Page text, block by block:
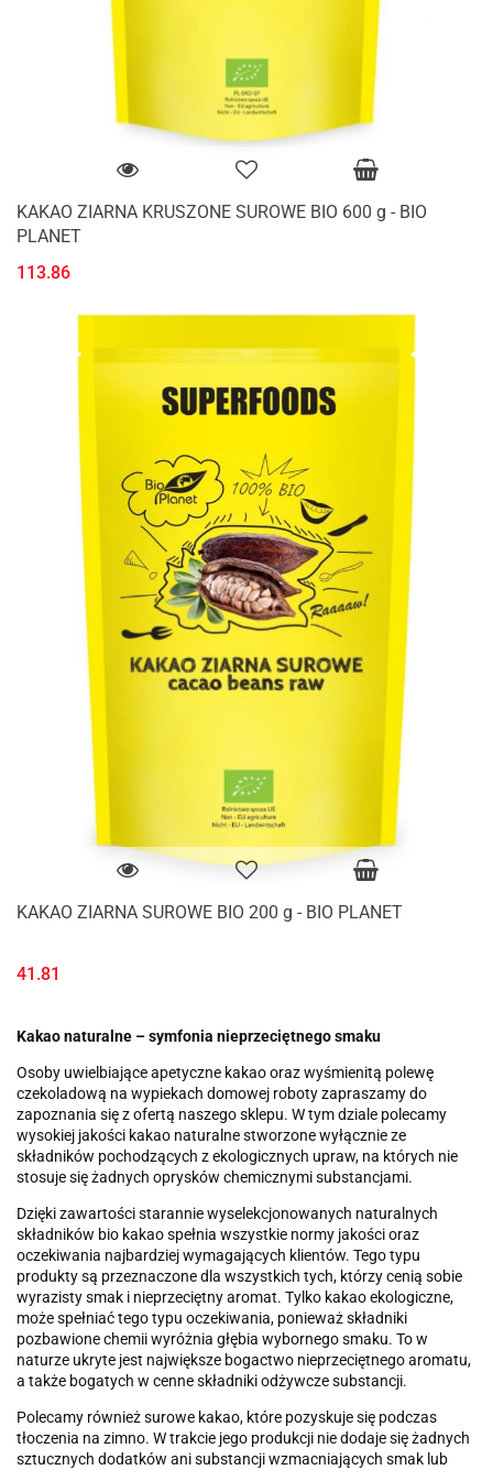
KAKAO ZIARNA KRUSZONE SUROWE BIO 600 g - BIO
PLANET
113.86
KAKAO ZIARNA SUROWE BIO 200 g - BIO PLANET
41.81
Kakao naturalne – symfonia nieprzeciętnego smaku
Osoby uwielbiające apetyczne kakao oraz wyśmienitą polewę
czekoladową na wypiekach domowej roboty zapraszamy do
zapoznania się z ofertą naszego sklepu. W tym dziale polecamy
wysokiej jakości kakao naturalne stworzone wyłącznie ze
składników pochodzących z ekologicznych upraw, na których nie
stosuje się żadnych oprysków chemicznymi substancjami.
Dzięki zawartości starannie wyselekcjonowanych naturalnych
składników bio kakao spełnia wszystkie normy jakości oraz
oczekiwania najbardziej wymagających klientów. Tego typu
produkty są przeznaczone dla wszystkich tych, którzy cenią sobie
wyrazisty smak i nieprzeciętny aromat. Tylko kakao ekologiczne,
może spełniać tego typu oczekiwania, ponieważ składniki
pozbawione chemii wyróżnia głębia wybornego smaku. To w
naturze ukryte jest największe bogactwo nieprzeciętnego aromatu,
a także bogatych w cenne składniki odżywcze substancji.
Polecamy również surowe kakao, które pozyskuje się podczas
tłoczenia na zimno. W trakcie jego produkcji nie dodaje się żadnych
sztucznych dodatków ani substancji wzmacniających smak lub